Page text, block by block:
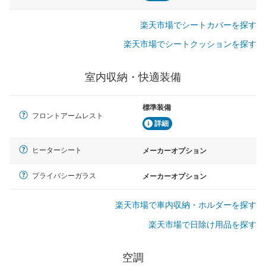
楽天市場でシートカバーを探す
楽天市場でシートクッションを探す
室内収納・快適装備
フロントアームレスト
標準装備
詳細
ヒーターシート メーカーオプション
プライバシーガラス メーカーオプション
楽天市場で車内収納・ホルダーを探す
楽天市場で日除け用品を探す
空調